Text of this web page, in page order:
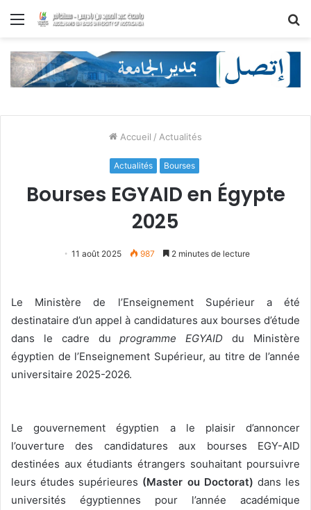
Menu
Accueil / Actualités
Actualités Bourses
Bourses EGYAID en Égypte
2025
11 août 2025 987 2 minutes de lecture
Le Ministère de l’Enseignement Supérieur a été
destinataire d’un appel à candidatures aux bourses d’étude
dans le cadre duprogramme EGYAID du Ministère
égyptien de l’Enseignement Supérieur, au titre de l’année
universitaire 2025-2026.
Le gouvernement égyptien a le plaisir d’annoncer
l’ouverture des candidatures aux bourses EGY-AID
destinées aux étudiants étrangers souhaitant poursuivre
leurs études supérieures (Master ou Doctorat) dans les
universités égyptiennes pour l’année académique